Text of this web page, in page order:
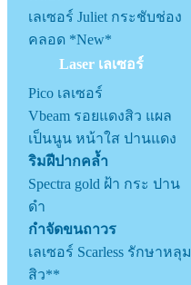
เลเซอร์ Juliet กระชับช่อง
คลอด *New*
Laser เลเซอร์
Pico เลเซอร์
Vbeam รอยแดงสิว แผล
เป็นนูน หน้าใส ปานแดง
ริมฝีปากคล้ำ
Spectra gold ฝ้า กระ ปาน
ดำ
กำจัดขนถาวร
เลเซอร์ Scarless รักษาหลุม
สิว**